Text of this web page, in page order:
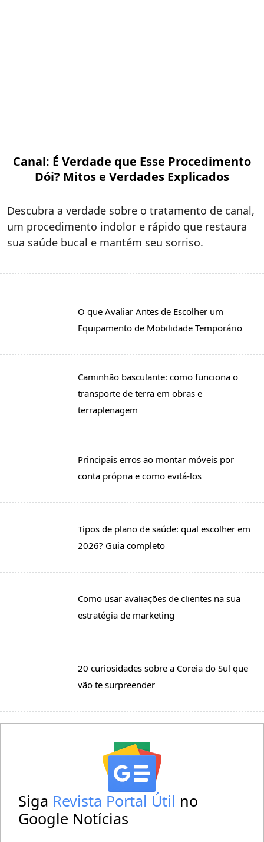
Canal: É Verdade que Esse Procedimento
Dói? Mitos e Verdades Explicados
Descubra a verdade sobre o tratamento de canal,
um procedimento indolor e rápido que restaura
sua saúde bucal e mantém seu sorriso.
O que Avaliar Antes de Escolher um
Equipamento de Mobilidade Temporário
Caminhão basculante: como funciona o
transporte de terra em obras e
terraplenagem
Principais erros ao montar móveis por
conta própria e como evitá-los
Tipos de plano de saúde: qual escolher em
2026? Guia completo
Como usar avaliações de clientes na sua
estratégia de marketing
20 curiosidades sobre a Coreia do Sul que
vão te surpreender
Siga Revista Portal Útil no
Google Notícias